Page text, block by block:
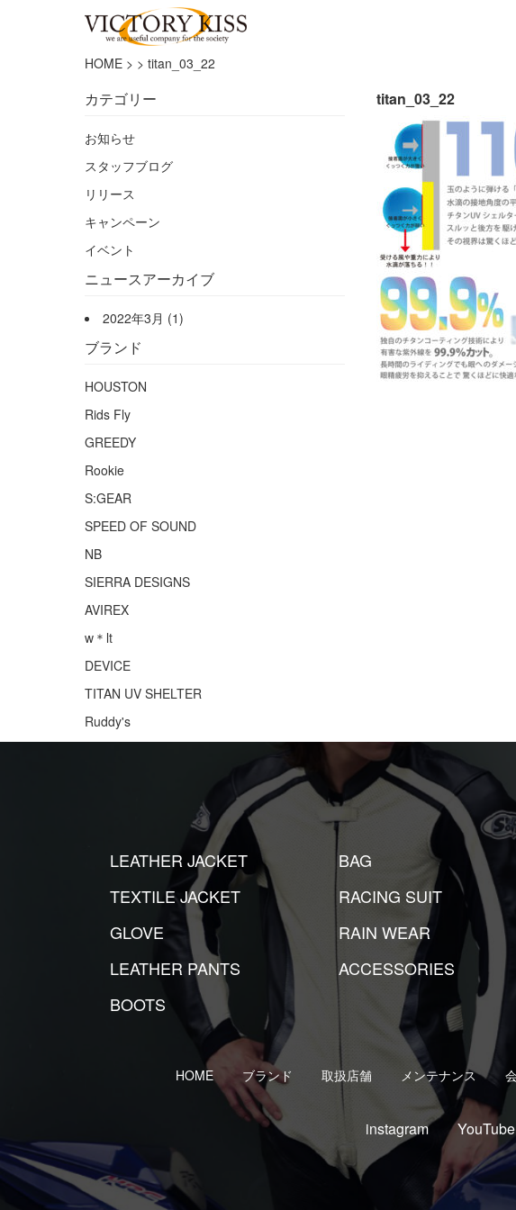
HOME > > titan_03_22
カテゴリー
お知らせ
スタッフブログ
リリース
キャンペーン
イベント
ニュースアーカイブ
2022年3月 (1)
ブランド
HOUSTON
Rids Fly
GREEDY
Rookie
S:GEAR
SPEED OF SOUND
NB
SIERRA DESIGNS
AVIREX
w＊lt
DEVICE
TITAN UV SHELTER
Ruddy's
titan_03_22
LEATHER JACKET
TEXTILE JACKET
GLOVE
LEATHER PANTS
BOOTS
BAG
RACING SUIT
RAIN WEAR
ACCESSORIES
HOME ブランド 取扱店舗 メンテナンス
instagram YouTube